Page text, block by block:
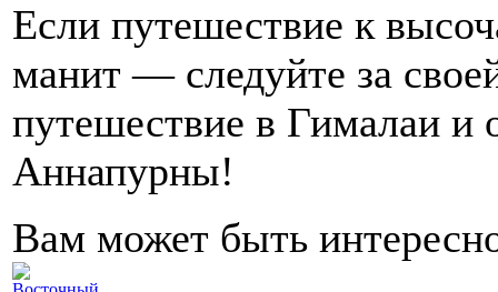
Если путешествие к
манит — следуйте за
путешествие в Гималаи и
Аннапурны!
Вам может быть